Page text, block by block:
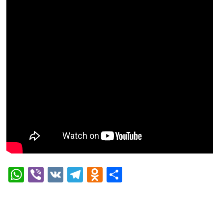
WhatsApp
Viber
VK Telegram
Odnoklassniki